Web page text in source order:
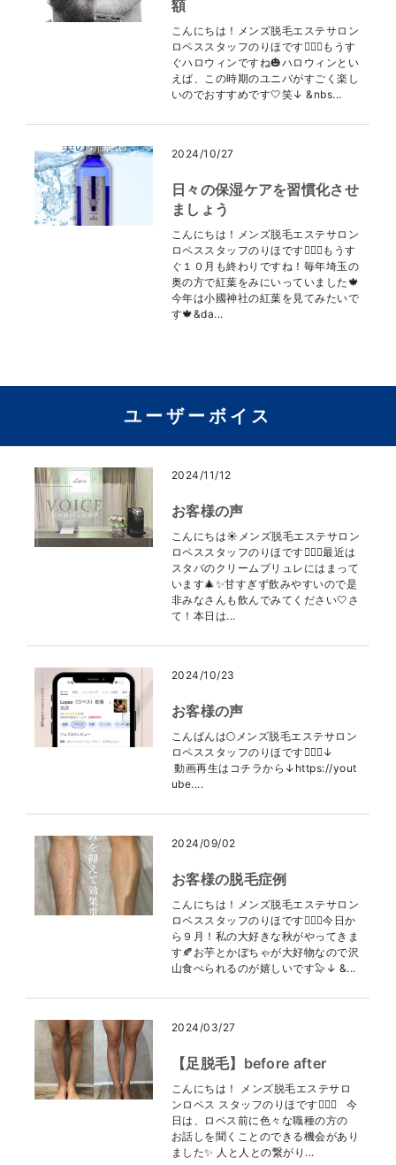
額
こんにちは！メンズ脱毛エステサロン
ロペススタッフのりほです👩🏻‍⚕️もうす
ぐハロウィンですね🎃ハロウィンとい
えば、この時期のユニバがすごく楽し
いのでおすすめです🤍笑↓ &nbs...
2024/10/27
日々の保湿ケアを習慣化させ
ましょう
こんにちは！メンズ脱毛エステサロン
ロペススタッフのりほです👩🏻‍⚕️もうす
ぐ１０月も終わりですね！毎年埼玉の
奥の方で紅葉をみにいっていました🍁
今年は小國神社の紅葉を見てみたいで
す🍁&da...
ユーザーボイス
2024/11/12
お客様の声
こんにちは☀メンズ脱毛エステサロン
ロペススタッフのりほです👩🏻‍⚕️最近は
スタバのクリームブリュレにはまって
います🎄✨甘すぎず飲みやすいので是
非みなさんも飲んでみてください🤍さ
て！本日は...
2024/10/23
お客様の声
こんばんは🌕メンズ脱毛エステサロン
ロペススタッフのりほです👩🏻‍⚕️↓
動画再生はコチラから↓https://yout
ube....
2024/09/02
お客様の脱毛症例
こんにちは！メンズ脱毛エステサロン
ロペススタッフのりほです👩🏻‍⚕️今日か
ら９月！私の大好きな秋がやってきま
す🍂お芋とかぼちゃが大好物なので沢
山食べられるのが嬉しいです🦭↓ &...
2024/03/27
【足脱毛】before after
こんにちは！ メンズ脱毛エステサロ
ンロペス スタッフのりほです👩🏻‍⚕️ 今
日は、ロペス前に色々な職種の方の
お話しを聞くことのできる機会があり
ました✨ 人と人との繋がり...